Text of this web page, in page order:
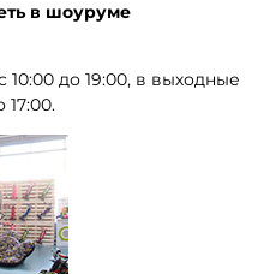
в шоуруме
до 19:00, в выходные
17:00.